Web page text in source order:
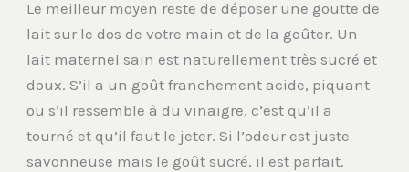
Le meilleur moyen reste de déposer une goutte de
lait sur le dos de votre main et de la goûter. Un
lait maternel sain est naturellement très sucré et
doux. S’il a un goût franchement acide, piquant
ou s’il ressemble à du vinaigre, c’est qu’il a
tourné et qu’il faut le jeter. Si l’odeur est juste
savonneuse mais le goût sucré, il est parfait.